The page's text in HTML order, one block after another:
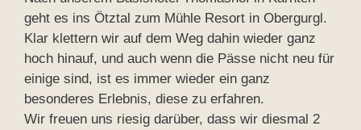
geht es ins Ötztal zum Mühle Resort in Obergurgl.
Klar klettern wir auf dem Weg dahin wieder ganz
hoch hinauf, und auch wenn die Pässe nicht neu für
einige sind, ist es immer wieder ein ganz
besonderes Erlebnis, diese zu erfahren.
Wir freuen uns riesig darüber, dass wir diesmal 2